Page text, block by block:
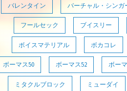
バレンタイン バーチャル・シンガ
フールセック ブイスリー
ボイスマテリアル ボカコレ
ボーマス50 ボーマス52 ボー
ミタクルブロック ミューダイ